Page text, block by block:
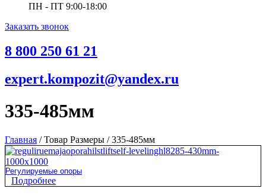
ПН - ПТ 9:00-18:00
Заказать звонок
8 800 250 61 21
expert.kompozit@yandex.ru
335-485мм
Главная / Товар Размеры / 335-485мм
Регулируемые опоры
Подробнее